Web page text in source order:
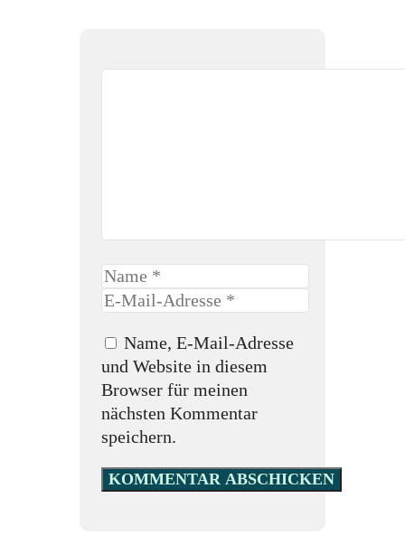
Name
E-
Adresse
Name, E-Mail-Adresse
und Website in diesem
Browser für meinen
nächsten Kommentar
speichern.